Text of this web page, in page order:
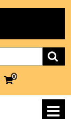
MY
0